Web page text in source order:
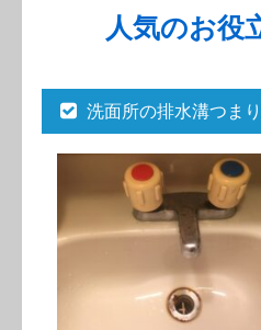
人気のお役
洗面所の排水溝つま